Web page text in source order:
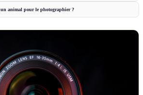
animal pour le photographier ?